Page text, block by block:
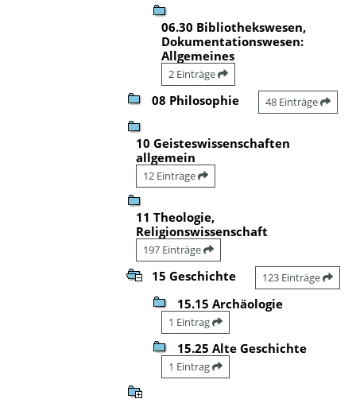
06.30 Bibliothekswesen,
Dokumentationswesen:
Allgemeines
2 Einträge
08 Philosophie 48 Einträge
10 Geisteswissenschaften
allgemein
12 Einträge
11 Theologie,
Religionswissenschaft
197 Einträge
15 Geschichte 123 Einträge
15.15 Archäologie
1 Eintrag
15.25 Alte Geschichte
1 Eintrag